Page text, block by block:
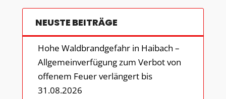
NEUSTE BEITRÄGE
Hohe Waldbrandgefahr in Haibach –
Allgemeinverfügung zum Verbot von
offenem Feuer verlängert bis
31.08.2026